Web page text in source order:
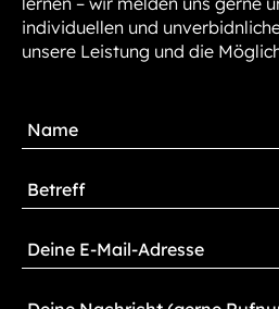
individuellen und
unsere Leistung und die